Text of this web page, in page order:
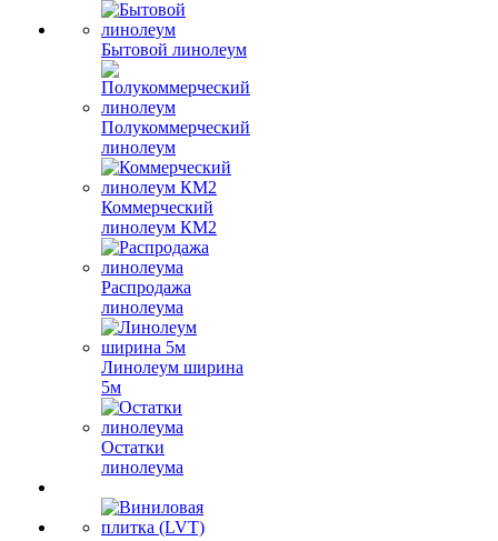
Бытовой линолеум
Полукоммерческий
линолеум
Коммерческий
линолеум КМ2
Распродажа
линолеума
Линолеум ширина
5м
Остатки
линолеума